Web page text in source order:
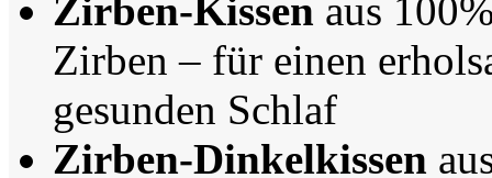
Zirben-Kissen aus
Zirben – für einen
gesunden Schlaf
Zirben-Dinkelkissen